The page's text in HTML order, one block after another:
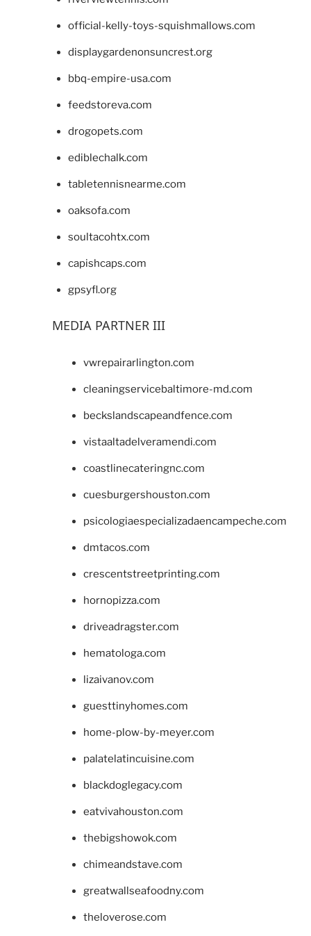
official-kelly-toys-squishmallows.com
displaygardenonsuncrest.org
bbq-empire-usa.com
feedstoreva.com
drogopets.com
ediblechalk.com
tabletennisnearme.com
oaksofa.com
soultacohtx.com
capishcaps.com
gpsyfl.org
MEDIA PARTNER III
vwrepairarlington.com
cleaningservicebaltimore-md.com
beckslandscapeandfence.com
vistaaltadelveramendi.com
coastlinecateringnc.com
cuesburgershouston.com
psicologiaespecializadaencampeche.com
dmtacos.com
crescentstreetprinting.com
hornopizza.com
driveadragster.com
hematologa.com
lizaivanov.com
guesttinyhomes.com
home-plow-by-meyer.com
palatelatincuisine.com
blackdoglegacy.com
eatvivahouston.com
thebigshowok.com
chimeandstave.com
greatwallseafoodny.com
theloverose.com